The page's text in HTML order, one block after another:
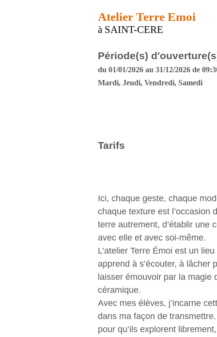
Atelier Terre Emoi
à SAINT-CERE
Période(s)
du 01/01/2026 au 31/12/2026 de
Mardi, Jeudi, Vendredi, Samedi
Tarifs
Ici, chaque geste, chaque
chaque texture est l’occasion
terre autrement, d’établir une
avec elle et avec soi-même.
L’atelier Terre Émoi est un lieu
apprend à s’écouter, à lâcher
laisser émouvoir par la magie
céramique.
Avec mes élèves, j’incarne
dans ma façon de
pour qu’ils explorent